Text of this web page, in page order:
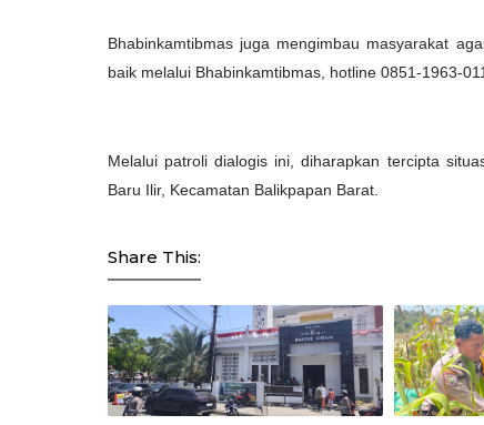
Bhabinkamtibmas juga mengimbau masyarakat
baik melalui Bhabinkamtibmas, hotline 0851-1963-
Melalui patroli dialogis ini, diharapkan tercipta
Baru Ilir, Kecamatan Balikpapan Barat.
Share This: